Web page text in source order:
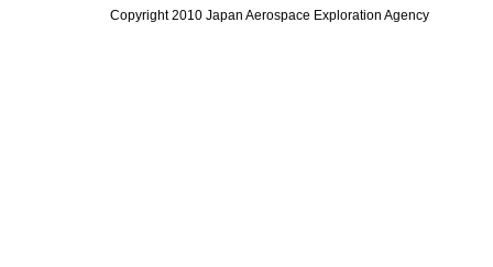
Copyright 2010 Japan Aerospace Exploration Agency